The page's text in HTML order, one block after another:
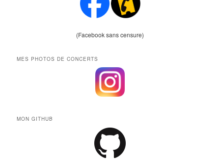
(Facebook sans censure)
MES PHOTOS DE CONCERTS
MON GITHUB